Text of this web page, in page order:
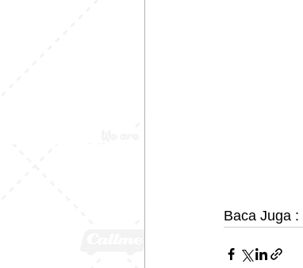
Baca Juga :